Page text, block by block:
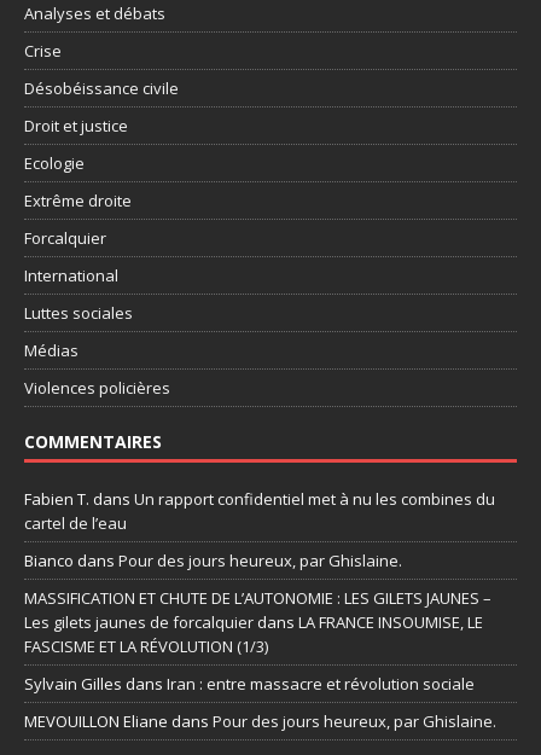
Analyses et débats
Crise
Désobéissance civile
Droit et justice
Ecologie
Extrême droite
Forcalquier
International
Luttes sociales
Médias
Violences policières
COMMENTAIRES
Fabien T. dans Un rapport confidentiel met à nu les combines du
cartel de l’eau
Bianco dans Pour des jours heureux, par Ghislaine.
MASSIFICATION ET CHUTE DE L’AUTONOMIE : LES GILETS JAUNES –
Les gilets jaunes de forcalquier dans LA FRANCE INSOUMISE, LE
FASCISME ET LA RÉVOLUTION (1/3)
Sylvain Gilles dans Iran : entre massacre et révolution sociale
MEVOUILLON Eliane dans Pour des jours heureux, par Ghislaine.